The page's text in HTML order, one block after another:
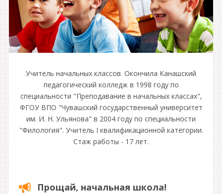
Учитель начальных классов. Окончила Канашский
педагогический колледж в 1998 году по
специальности "Преподавание в начальных классах",
ФГОУ ВПО "Чувашский государственный университет
им. И. Н. Ульянова" в 2004 году по специальности
"Филология". Учитель I квалификационной категории.
Cтаж работы - 17 лет.
Прощай, начальная школа!